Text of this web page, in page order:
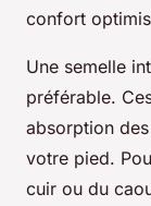
confort
Une semelle
préférable.
absorption
votre pied.
cuir ou du